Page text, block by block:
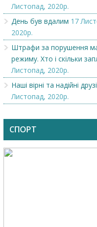
Листопад, 2020р.
День був вдалим 17
2020р.
Штрафи за порушення
режиму. Хто і скільки
Листопад, 2020р.
Наші вірні та надійні
Листопад, 2020р.
СПОРТ